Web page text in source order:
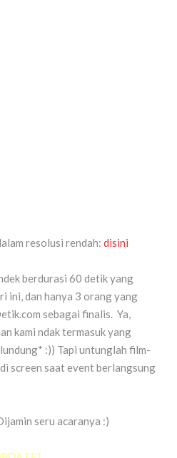
resolusi rendah: disini
berdurasi 60 detik yang
ini, dan hanya 3 orang yang
sebagai finalis. Ya,
kami ndak termasuk yang
:)) Tapi untunglah film-
screen saat event berlangsung
seru acaranya :)